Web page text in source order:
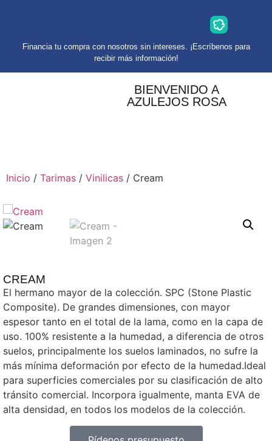
Financia tu compra con nosotros sin intereses. ¡Escríbenos para
recibir más información!
BIENVENIDO A
AZULEJOS ROSA
Inicio / Tarimas / Vinilicas / Cream
CREAM
El hermano mayor de la colección. SPC (Stone Plastic
Composite). De grandes dimensiones, con mayor
espesor tanto en el total de la lama, como en la capa de
uso. 100% resistente a la humedad, a diferencia de otros
suelos, principalmente los suelos laminados, no sufre la
más mínima deformación por efecto de la humedad.Ideal
para superficies comerciales por su clasificación de alto
tránsito comercial. Incorpora igualmente, manta EVA de
alta densidad, en todos los modelos de la colección.